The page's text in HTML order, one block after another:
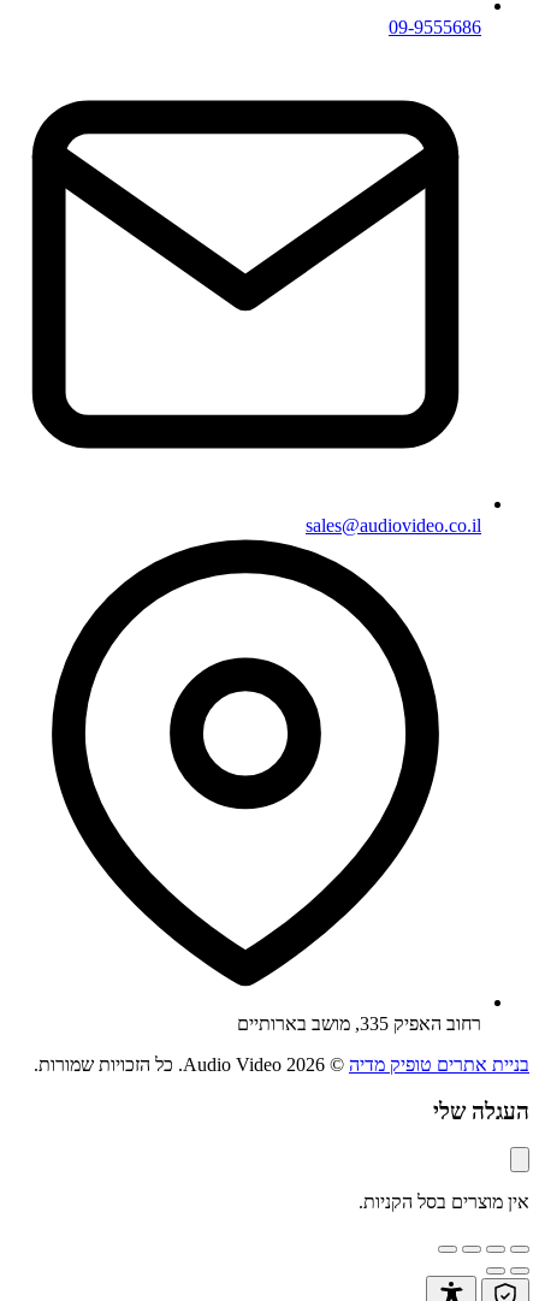
09-9555686
sales@audiovideo.co.il
רחוב האפיק 335, מושב בארותיים
בניית אתרים טופיק מדיה © 2026 Audio Video. כל הזכויות שמורות.
העגלה שלי
אין מוצרים בסל הקניות.